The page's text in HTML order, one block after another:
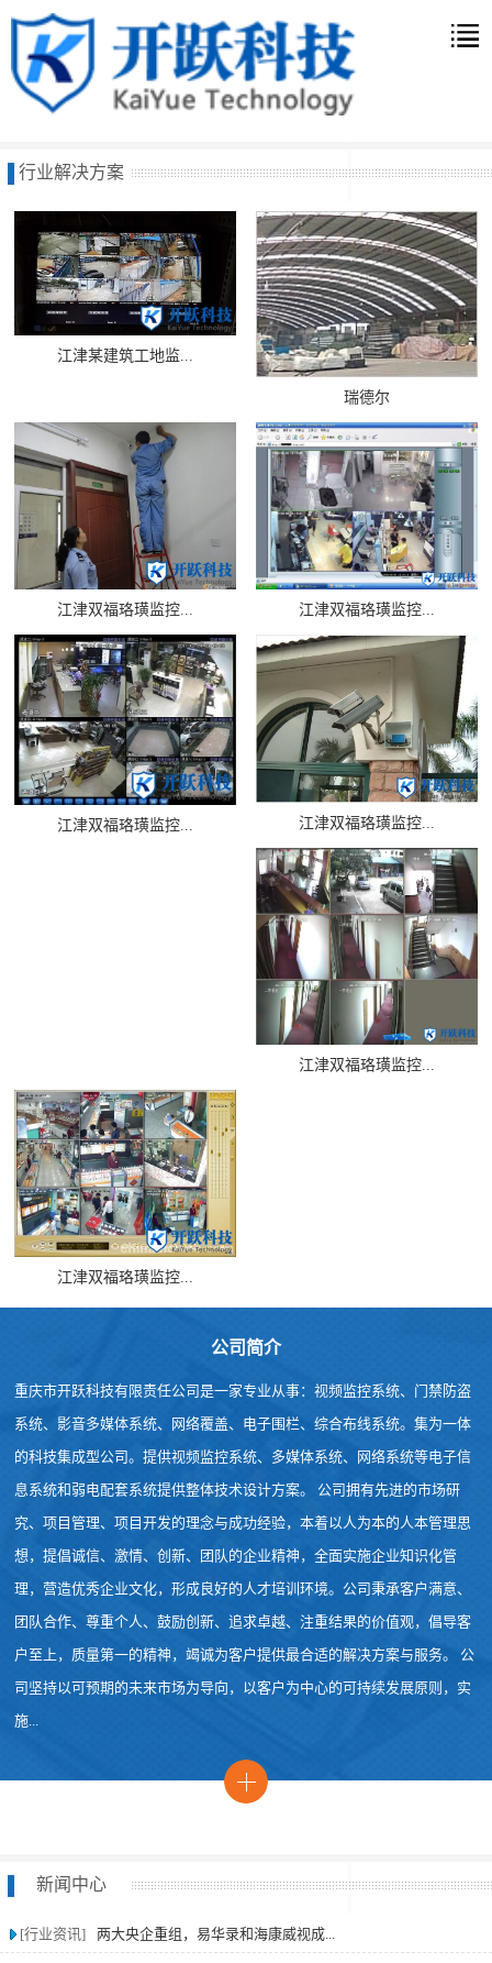
行业解决方案
江津某建筑工地监...
瑞德尔
江津双福珞璜监控... 江津双福珞璜监控...
江津双福珞璜监控... 江津双福珞璜监控...
江津双福珞璜监控...
江津双福珞璜监控...
公司简介
重庆市开跃科技有限责任公司是一家专业从事：视频监控系统、门禁防盗
系统、影音多媒体系统、网络覆盖、电子围栏、综合布线系统。集为一体
的科技集成型公司。提供视频监控系统、多媒体系统、网络系统等电子信
息系统和弱电配套系统提供整体技术设计方案。 公司拥有先进的市场研
究、项目管理、项目开发的理念与成功经验，本着以人为本的人本管理思
想，提倡诚信、激情、创新、团队的企业精神，全面实施企业知识化管
理，营造优秀企业文化，形成良好的人才培训环境。公司秉承客户满意、
团队合作、尊重个人、鼓励创新、追求卓越、注重结果的价值观，倡导客
户至上，质量第一的精神，竭诚为客户提供最合适的解决方案与服务。 公
司坚持以可预期的未来市场为导向，以客户为中心的可持续发展原则，实
施...
新闻中心
[行业资讯] 两大央企重组，易华录和海康威视成...